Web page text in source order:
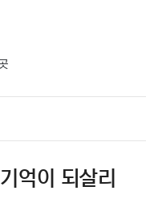
억이 되살리